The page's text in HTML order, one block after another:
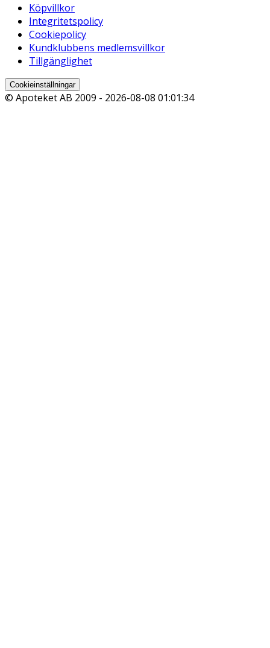
Köpvillkor
Integritetspolicy
Cookiepolicy
Kundklubbens medlemsvillkor
Tillgänglighet
Cookieinställningar
© Apoteket AB 2009 - 2026-08-08 01:01:34